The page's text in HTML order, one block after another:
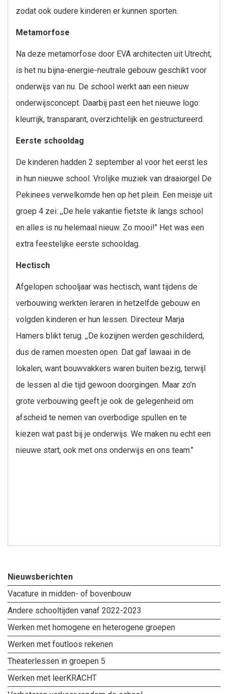
zodat ook oudere kinderen er kunnen sporten.
Metamorfose
Na deze metamorfose door EVA architecten uit Utrecht,
is het nu bijna-energie-neutrale gebouw geschikt voor
onderwijs van nu. De school werkt aan een nieuw
onderwijsconcept. Daarbij past een het nieuwe logo:
kleurrijk, transparant, overzichtelijk en gestructureerd.
Eerste schooldag
De kinderen hadden 2 september al voor het eerst les
in hun nieuwe school. Vrolijke muziek van draaiorgel De
Pekinees verwelkomde hen op het plein. Een meisje uit
groep 4 zei: ,,De hele vakantie fietste ik langs school
en alles is nu helemaal nieuw. Zo mooi!’’ Het was een
extra feestelijke eerste schooldag.
Hectisch
Afgelopen schooljaar was hectisch, want tijdens de
verbouwing werkten leraren in hetzelfde gebouw en
volgden kinderen er hun lessen. Directeur Marja
Hamers blikt terug. ,,De kozijnen werden geschilderd,
dus de ramen moesten open. Dat gaf lawaai in de
lokalen, want bouwvakkers waren buiten bezig, terwijl
de lessen al die tijd gewoon doorgingen. Maar zo’n
grote verbouwing geeft je ook de gelegenheid om
afscheid te nemen van overbodige spullen en te
kiezen wat past bij je onderwijs. We maken nu echt een
nieuwe start, ook met ons onderwijs en ons team.’’
Nieuwsberichten
Vacature in midden- of bovenbouw
Andere schooltijden vanaf 2022-2023
Werken met homogene en heterogene groepen
Werken met foutloos rekenen
Theaterlessen in groepen 5
Werken met leerKRACHT